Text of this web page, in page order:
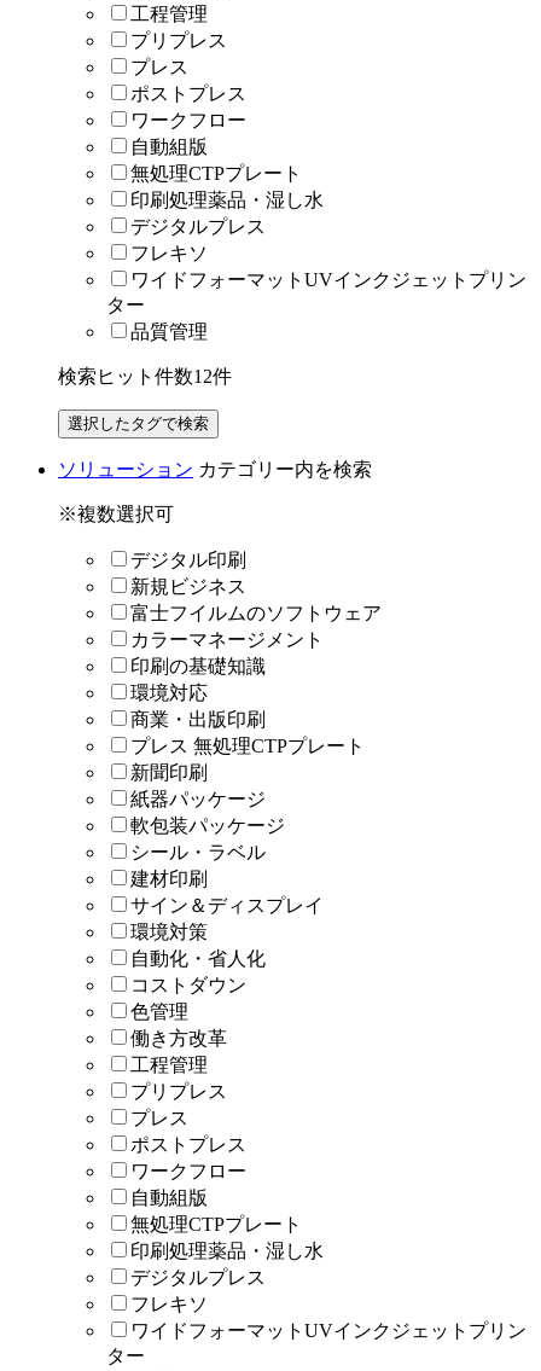
工程管理
プリプレス
プレス
ポストプレス
ワークフロー
自動組版
無処理CTPプレート
印刷処理薬品・湿し水
デジタルプレス
フレキソ
ワイドフォーマットUVインクジェットプリン
ター
品質管理
検索ヒット件数12件
ソリューション カテゴリー内を検索
※複数選択可
デジタル印刷
新規ビジネス
富士フイルムのソフトウェア
カラーマネージメント
印刷の基礎知識
環境対応
商業・出版印刷
プレス 無処理CTPプレート
新聞印刷
紙器パッケージ
軟包装パッケージ
シール・ラベル
建材印刷
サイン＆ディスプレイ
環境対策
自動化・省人化
コストダウン
色管理
働き方改革
工程管理
プリプレス
プレス
ポストプレス
ワークフロー
自動組版
無処理CTPプレート
印刷処理薬品・湿し水
デジタルプレス
フレキソ
ワイドフォーマットUVインクジェットプリン
ター